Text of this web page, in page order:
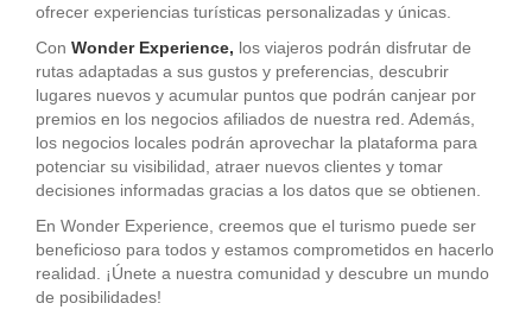
ofrecer experiencias turísticas personalizadas y únicas.
Con Wonder Experience, los viajeros podrán disfrutar de
rutas adaptadas a sus gustos y preferencias, descubrir
lugares nuevos y acumular puntos que podrán canjear por
premios en los negocios afiliados de nuestra red. Además,
los negocios locales podrán aprovechar la plataforma para
potenciar su visibilidad, atraer nuevos clientes y tomar
decisiones informadas gracias a los datos que se obtienen.
En Wonder Experience, creemos que el turismo puede ser
beneficioso para todos y estamos comprometidos en hacerlo
realidad. ¡Únete a nuestra comunidad y descubre un mundo
de posibilidades!